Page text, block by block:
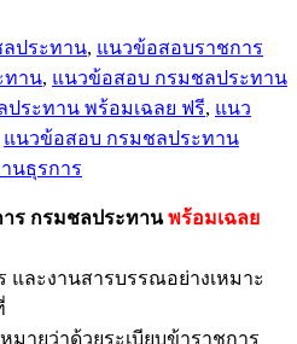
ประทาน, แนวข้อสอบราชการ
ทาน, แนวข้อสอบ กรมชลประทาน
ระทาน พร้อมเฉลย ฟรี, แนว
แนวข้อสอบ กรมชลประทาน
นธุรการ
ร กรมชลประทานพร้อมเฉลย
และงานสารบรรณอย่างเหมาะ
มายว่าด้วยระเบียบข้าราชการ